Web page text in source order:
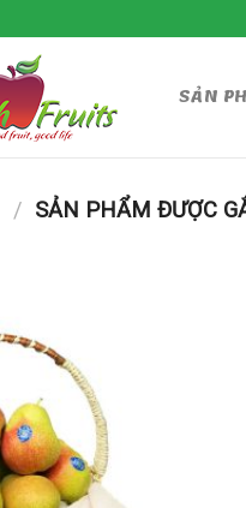
SẢN
/ SẢN PHẨM ĐƯỢC